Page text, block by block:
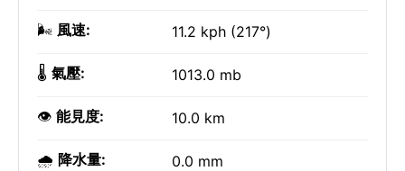
🌬️ 風速: 11.2 kph (217°)
🌡️ 氣壓: 1013.0 mb
👁️ 能見度: 10.0 km
🌧️ 降水量: 0.0 mm